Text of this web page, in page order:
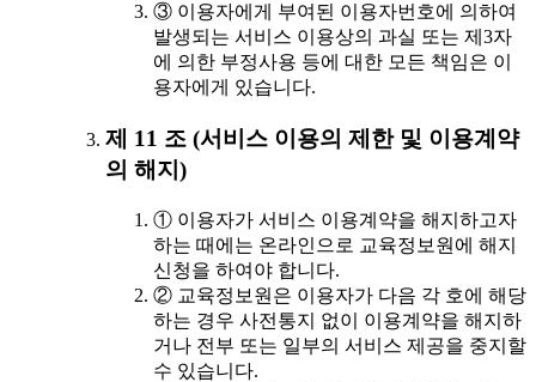
③ 이용자에게 부여된 이용자번호에 의하여
발생되는 서비스 이용상의 과실 또는 제3자
에 의한 부정사용 등에 대한 모든 책임은 이
용자에게 있습니다.
제 11 조 (서비스 이용의 제한 및 이용계약
의 해지)
① 이용자가 서비스 이용계약을 해지하고자
하는 때에는 온라인으로 교육정보원에 해지
신청을 하여야 합니다.
② 교육정보원은 이용자가 다음 각 호에 해당
하는 경우 사전통지 없이 이용계약을 해지하
거나 전부 또는 일부의 서비스 제공을 중지할
수 있습니다.